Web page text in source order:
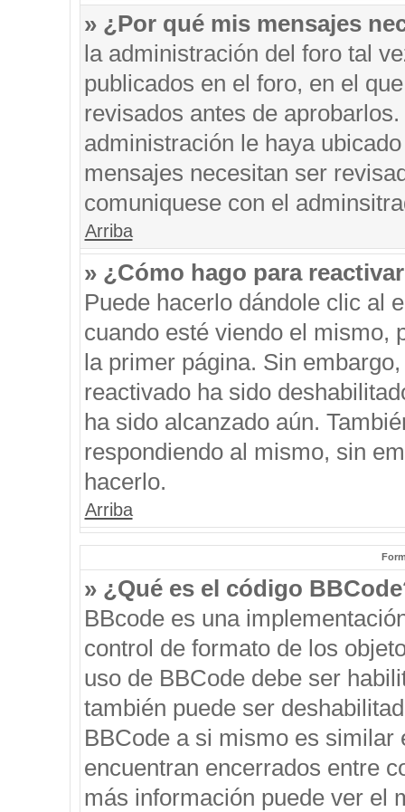
» ¿Por qué mis mensajes
la administración del foro tal
publicados en el foro, en el
revisados antes de
administración le haya
mensajes necesitan ser
comuniquese con el
Arriba
» ¿Cómo hago para
Puede hacerlo dándole clic al
cuando esté viendo el mismo,
la primer página. Sin
reactivado ha sido
ha sido alcanzado aún.
respondiendo al mismo, sin
hacerlo.
Arriba
» ¿Qué es el código
BBcode es una
control de formato de los
uso de BBCode debe ser
también puede ser
BBCode a si mismo es
encuentran encerrados entre
más información puede ver el